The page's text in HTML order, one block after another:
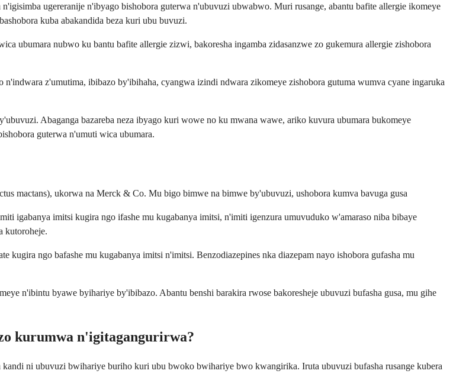
ugereranije n'ibyago bishobora guterwa n'ubuvuzi ubwabwo. Muri rusange, abantu bafite allergie ikomeye
kuba abakandida beza kuri ubu buvuzi.
ubumara nubwo ku bantu bafite allergie zizwi, bakoresha ingamba zidasanzwe zo gukemura allergie zishobora
z'umutima, ibibazo by'ibihaha, cyangwa izindi ndwara zikomeye zishobora gutuma wumva cyane ingaruka
Abaganga bazareba neza ibyago kuri wowe no ku mwana wawe, ariko kuvura ubumara bukomeye
guterwa n'umuti wica ubumara.
mactans), ukorwa na Merck & Co. Mu bigo bimwe na bimwe by'ubuvuzi, ushobora kumva bavuga gusa
igabanya imitsi kugira ngo ifashe mu kugabanya imitsi, n'imiti igenzura umuvuduko w'amaraso niba bibaye
kutoroheje.
kugira ngo bafashe mu kugabanya imitsi n'imitsi. Benzodiazepines nka diazepam nayo ishobora gufasha mu
n'ibintu byawe byihariye by'ibibazo. Abantu benshi barakira rwose bakoresheje ubuvuzi bufasha gusa, mu gihe
kurumwa n'igitagangurirwa?
ni ubuvuzi bwihariye buriho kuri ubu bwoko bwihariye bwo kwangirika. Iruta ubuvuzi bufasha rusange kubera